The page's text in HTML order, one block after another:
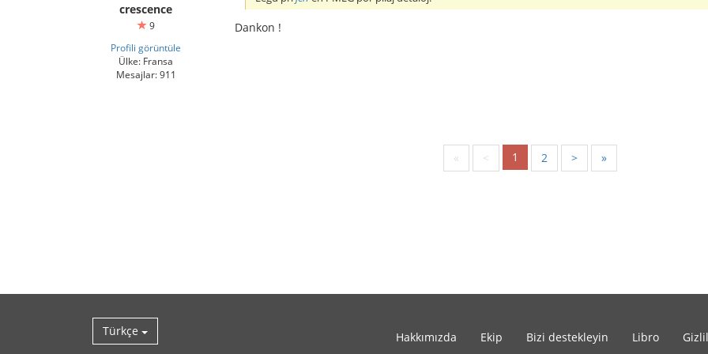
crescence
9
Profili görüntüle
Ülke: Fransa
Mesajlar: 911
Dankon !
« < 1 2 > »
Türkçe Hakkımızda Ekip Bizi destekleyin Libro